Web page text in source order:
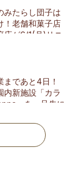
みたらし団子は
！老舗和菓子店
店が6/1(月)リニ
まであと4日！
内新施設「カラ
」を一足先に